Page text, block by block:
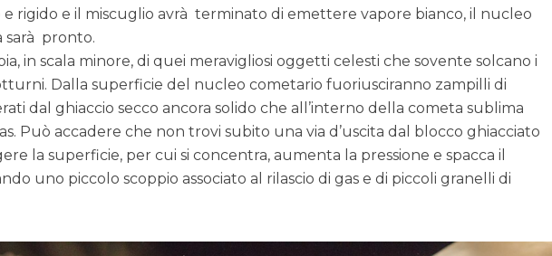
rigido e il miscuglio avrà terminato di emettere vapore bianco, il nucleo
sarà pronto.
in scala minore, di quei meravigliosi oggetti celesti che sovente solcano i
Dalla superficie del nucleo cometario fuoriusciranno zampilli di
dal ghiaccio secco ancora solido che all’interno della cometa sublima
Può accadere che non trovi subito una via d’uscita dal blocco ghiacciato
la superficie, per cui si concentra, aumenta la pressione e spacca il
uno piccolo scoppio associato al rilascio di gas e di piccoli granelli di